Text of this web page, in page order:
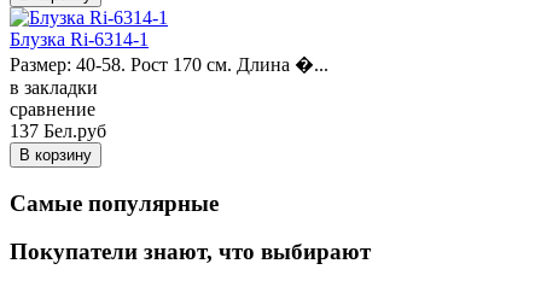
Блузка Ri-6314-1
Размер: 40-58. Рост 170 см. Длина �...
в закладки
сравнение
137 Бел.руб
Самые популярные
Покупатели знают, что выбирают